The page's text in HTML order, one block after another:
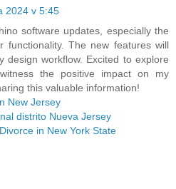
2024 v 5:45
software updates, especially the
functionality. The new features will
design workflow. Excited to explore
the positive impact on my
this valuable information!
New Jersey
distrito Nueva Jersey
in New York State